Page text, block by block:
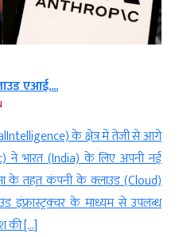
एआई,...
के क्षेत्र में तेजी से आगे
ने भारत (India) के लिए अपनी नई
के तहत कंपनी के क्लाउड (Cloud)
इंफ्रास्ट्रक्चर के माध्यम से उपलब्ध
की […]